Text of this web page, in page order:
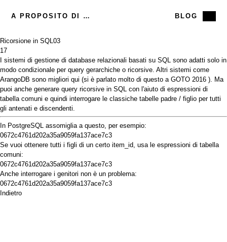
A PROPOSITO DI ME BLOG
Ricorsione in SQL 03
17
I sistemi di gestione di database relazionali basati su SQL sono adatti solo in
modo condizionale per query gerarchiche o ricorsive. Altri sistemi come
ArangoDB sono migliori qui (si è parlato molto di questo a GOTO 2016 ). Ma
puoi anche generare query ricorsive in SQL con l'aiuto di espressioni di
tabella comuni e quindi interrogare le classiche tabelle padre / figlio per tutti
gli antenati e discendenti.
In PostgreSQL assomiglia a questo, per esempio:
0672c4761d202a35a9059fa137ace7c3
Se vuoi ottenere tutti i figli di un certo item_id, usa le espressioni di tabella
comuni:
0672c4761d202a35a9059fa137ace7c3
Anche interrogare i genitori non è un problema:
0672c4761d202a35a9059fa137ace7c3
Indietro